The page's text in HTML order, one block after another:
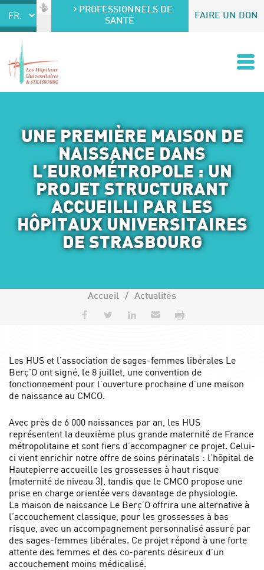
Accéder au contenu
Accéder au menuPROFESSIONNELS DE
SANTÉ
FAIRE UN DON
UNE PREMIÈRE MAISON DE
NAISSANCE DANS
L’EUROMÉTROPOLE : UN
PROJET STRUCTURANT
ACCUEILLI PAR LES
HÔPITAUX UNIVERSITAIRES
DE STRASBOURG
Accueil Actualités
Partager sur Facebook
Partager sur Twitter
Partager sur LinkedIn
Envoyer par e-mail
Les HUS et l’association de sages-femmes libérales Le
Berç’O ont signé, le 8 juillet, une convention de
fonctionnement pour l’ouverture prochaine d’une maison
de naissance au CMCO.
Avec près de 6 000 naissances par an, les HUS
représentent la deuxième plus grande maternité de France
métropolitaine et sont fiers d’accompagner ce projet. Celui-
ci vient enrichir notre offre de soins périnatals : l’hôpital de
Hautepierre accueille les grossesses à haut risque
(maternité de niveau 3), tandis que le CMCO propose une
prise en charge orientée vers davantage de physiologie.
La maison de naissance Le Berç’O offrira une alternative à
l’accouchement classique, pour les grossesses à bas
risque, avec un accompagnement personnalisé assuré par
des sages-femmes libérales. Ce projet répond à une forte
attente des femmes et des co-parents désireux d’un
accouchement moins médicalisé.